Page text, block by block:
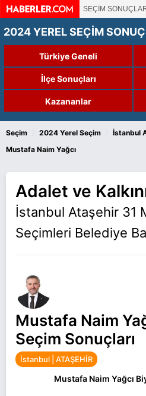
SEÇİM
2024 YEREL SEÇİM
Türkiye Geneli
İlçe Sonuçları
Kazananlar
Seçim 2024 Yerel Seçim İstanbul
Mustafa Naim Yağcı
Adalet ve
İstanbul Ataşehir 31
Seçimleri Belediye
Mustafa Naim
Seçim Sonuçları
İstanbul | ATAŞEHİR
Mustafa Naim Yağcı